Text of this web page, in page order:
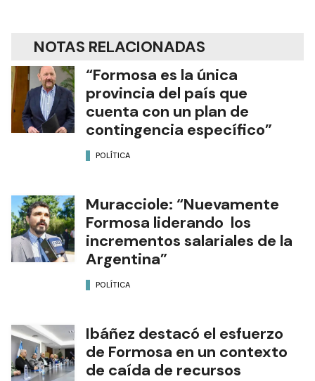
NOTAS RELACIONADAS
“Formosa es la única
provincia del país que
cuenta con un plan de
contingencia específico”
POLÍTICA
Muracciole: “Nuevamente
Formosa liderando los
incrementos salariales de la
Argentina”
POLÍTICA
Ibáñez destacó el esfuerzo
de Formosa en un contexto
de caída de recursos